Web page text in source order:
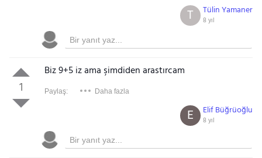
Tülin Yamaner
8 yıl
T
1
Biz 9+5 iz ama şimdiden arastırcam
Paylaş: Daha fazla
Elif Büğrüoğlu
8 yıl
E